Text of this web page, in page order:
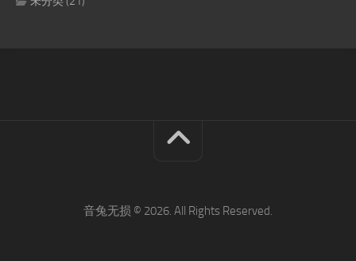
音兔无损 © 2026. All Rights Reserved.